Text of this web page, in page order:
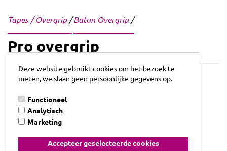
Tapes / Overgrip /Baton Overgrip /
Pro overgrip
Deze website gebruikt cookies om het bezoek te
meten, we slaan geen persoonlijke gegevens op.
Functioneel
Analytisch
Marketing
Accepteer geselecteerde cookies